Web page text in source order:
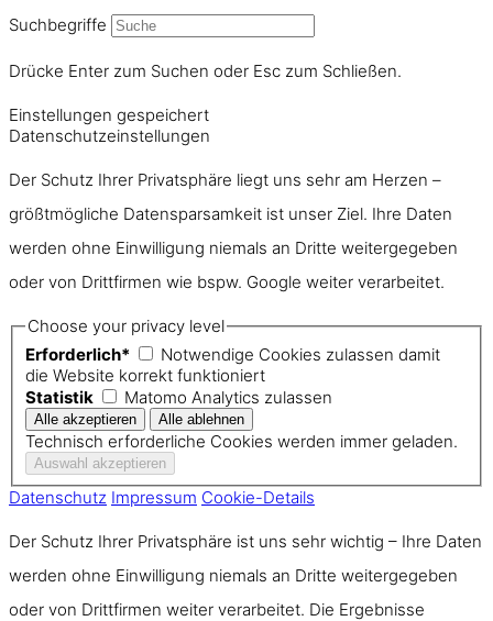
Suchbegriffe
Drücke Enter zum Suchen oder Esc zum Schließen.
Einstellungen gespeichert
Datenschutzeinstellungen
Der Schutz Ihrer Privatsphäre liegt uns sehr am Herzen –
größtmögliche Datensparsamkeit ist unser Ziel. Ihre Daten
werden ohne Einwilligung niemals an Dritte weitergegeben
oder von Drittfirmen wie bspw. Google weiter verarbeitet.
Choose your privacy level
Erforderlich*
Notwendige Cookies zulassen damit
die Website korrekt funktioniert
Statistik
Matomo Analytics zulassen
Technisch erforderliche Cookies werden immer geladen.
Datenschutz Impressum Cookie-Details
Der Schutz Ihrer Privatsphäre ist uns sehr wichtig – Ihre Daten
werden ohne Einwilligung niemals an Dritte weitergegeben
oder von Drittfirmen weiter verarbeitet. Die Ergebnisse